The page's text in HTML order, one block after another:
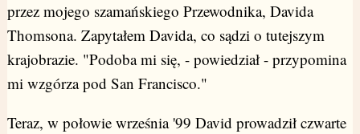
przez mojego szamańskiego Przewodnika, Davida
Thomsona. Zapytałem Davida, co sądzi o tutejszym
krajobrazie. "Podoba mi się, - powiedział - przypomina
mi wzgórza pod San Francisco."
Teraz, w połowie września '99 David prowadził czwarte